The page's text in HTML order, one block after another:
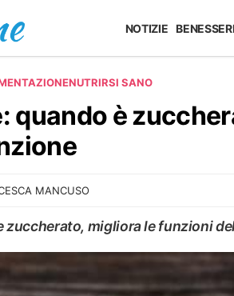
NOTIZIE
NUTRIRSI SANO
quando è
MANCUSO
zuccherato, migliora le funzioni